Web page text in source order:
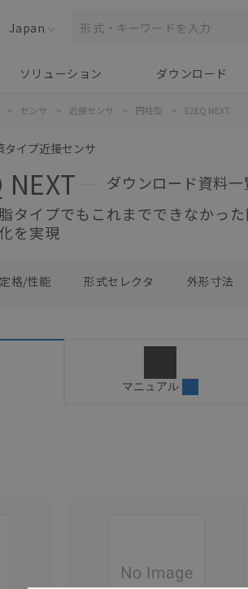
Japan
ソリューション ダウンロード
> センサ > 近接センサ > 円柱型 > E2EQ NEXT
タイプ近接センサ
NEXT
ダウンロード資料一
タイプでもこれまでできなかっ
を実現
定格/性能 形式セレクタ 外形寸法
マニュアル